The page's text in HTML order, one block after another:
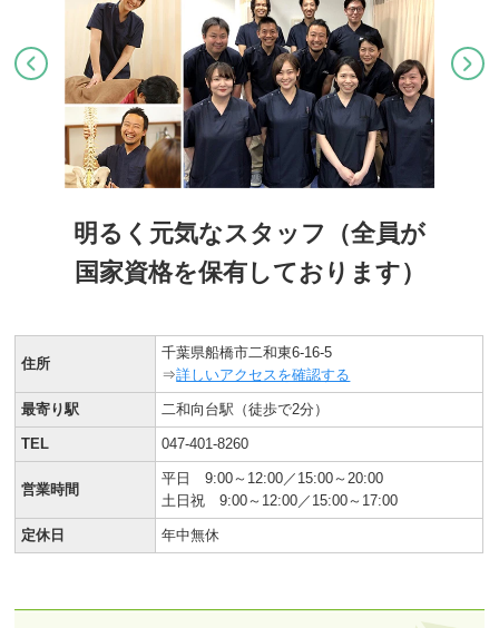
明るく元気なスタッフ（全員が
国家資格を保有しております）
住所
千葉県船橋市二和東6-16-5
⇒詳しいアクセスを確認する
最寄り駅 二和向台駅（徒歩で2分）
TEL 047-401-8260
営業時間
平日 9:00～12:00／15:00～20:00
土日祝 9:00～12:00／15:00～17:00
定休日 年中無休